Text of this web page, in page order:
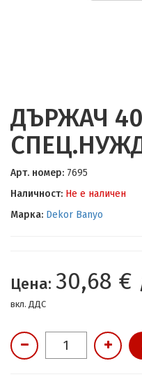
ДЪРЖАЧ
Арт. номер: 7695
Наличност: Не е наличен
Марка: Dekor Banyo
Цена: 30,68 €
вкл. ДДС